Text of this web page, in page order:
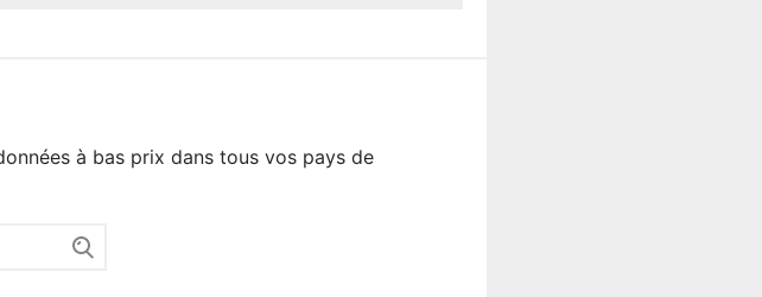
à bas prix dans tous vos pays de